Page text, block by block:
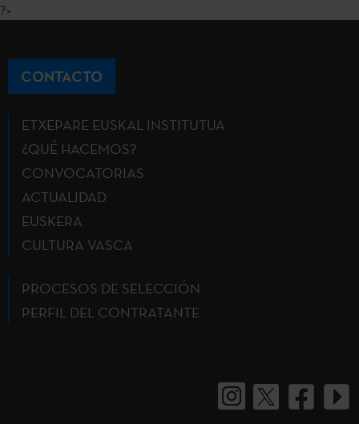
?>
CONTACTO
ETXEPARE EUSKAL INSTITUTUA
¿QUÉ HACEMOS?
CONVOCATORIAS
ACTUALIDAD
EUSKERA
CULTURA VASCA
PROCESOS DE SELECCIÓN
PERFIL DEL CONTRATANTE